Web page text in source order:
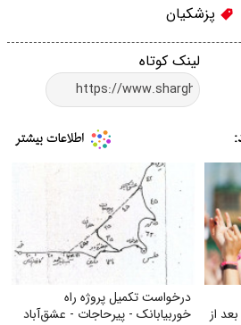
پزشکیان
لینک کوتاه
از
درخواست تکمیل پروژه راه
خوربیابانک - پیرحاجات - عشق‌آباد